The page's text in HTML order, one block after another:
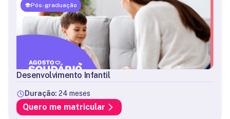
Pós-graduação
Desenvolvimento Infantil
Duração: 24 meses
Quero me matricular